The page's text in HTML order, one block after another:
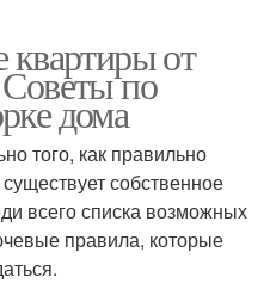
квартиры от
по
дома
того, как правильно
собственное
всего списка возможных
правила, которые